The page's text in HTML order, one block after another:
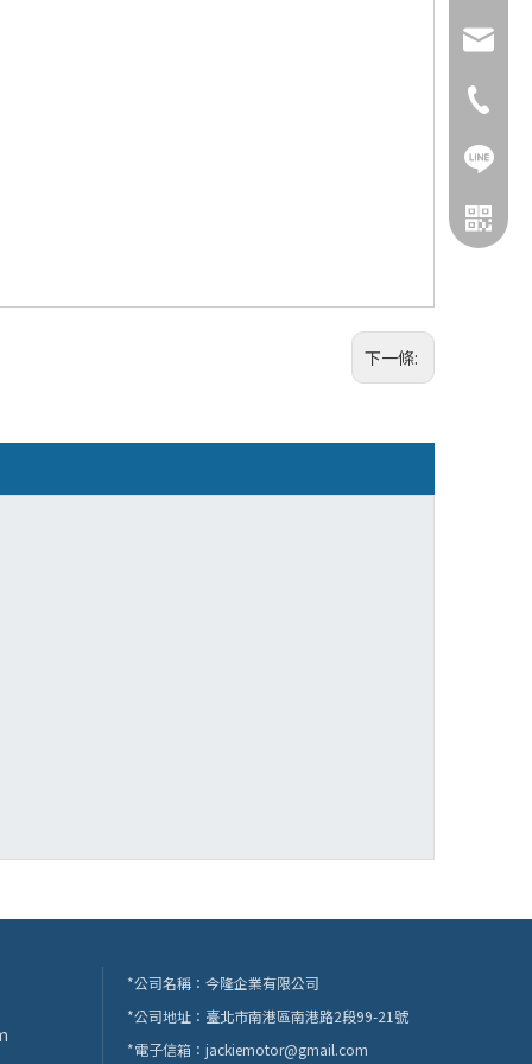
下一條:
886-2-
LINE
*公司名稱：今隆企業有限公司
*公司地址：臺北市南港區南港路2段99-21號
*電子信箱： jackiemotor@gmail.com